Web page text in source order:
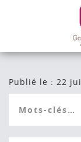
Publié le : 22